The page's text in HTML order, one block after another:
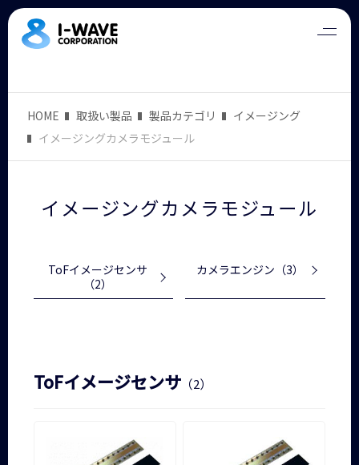
HOME 取扱い製品 製品カテゴリ
イメージング
イメージングカメラモジュール
イメージングカメラモジュール
ToFイメージセンサ
（2）
カメラエンジン （3）
ToFイメージセンサ （2）